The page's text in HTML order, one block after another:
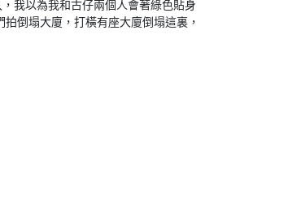
我以為我和古仔兩個人會著綠色貼身
倒塌大廈，打橫有座大廈倒塌這裏，